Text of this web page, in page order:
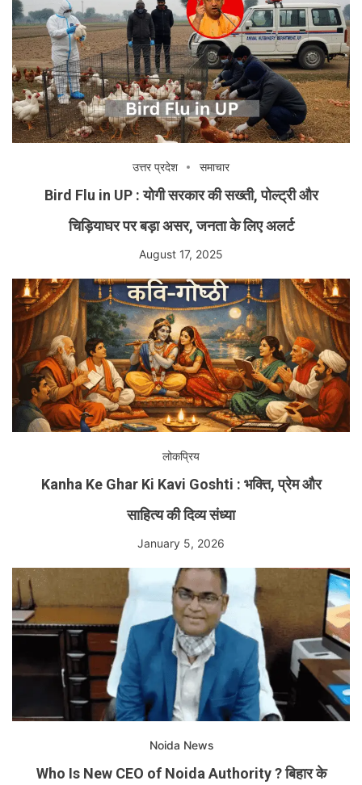
उत्तर प्रदेश समाचार
Bird Flu in UP : योगी सरकार की सख्ती, पोल्ट्री और
चिड़ियाघर पर बड़ा असर, जनता के लिए अलर्ट
August 17, 2025
लोकप्रिय
Kanha Ke Ghar Ki Kavi Goshti : भक्ति, प्रेम और
साहित्य की दिव्य संध्या
January 5, 2026
Noida News
Who Is New CEO of Noida Authority ? बिहार के